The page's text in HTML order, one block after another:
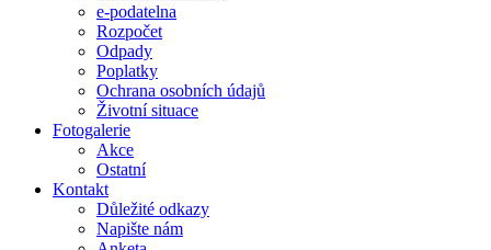
e-podatelna
Rozpočet
Odpady
Poplatky
Ochrana osobních údajů
Životní situace
Fotogalerie
Akce
Ostatní
Kontakt
Důležité odkazy
Napište nám